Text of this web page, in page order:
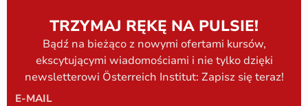
TRZYMAJ RĘKĘ NA PULSIE!
Bądź na bieżąco z nowymi ofertami kursów,
ekscytującymi wiadomościami i nie tylko dzięki
newsletterowi Österreich Institut: Zapisz się teraz!
E-MAIL